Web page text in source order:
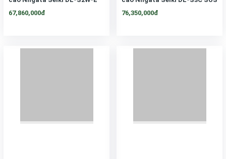
67,860,000đ
76,350,000đ